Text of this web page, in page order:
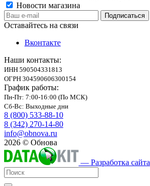
Новости магазина
Оставайтесь на связи
Вконтакте
Наши контакты:
ИНН 590504331813
ОГРН 304590606300154
График работы:
Пн-Пт: 7:00-16:00 (По МСК)
Сб-Вс: Выходные дни
8 (800) 533-88-10
8 (342) 270-14-80
info@obnova.ru
2026 © Обнова
— Разработка сайта